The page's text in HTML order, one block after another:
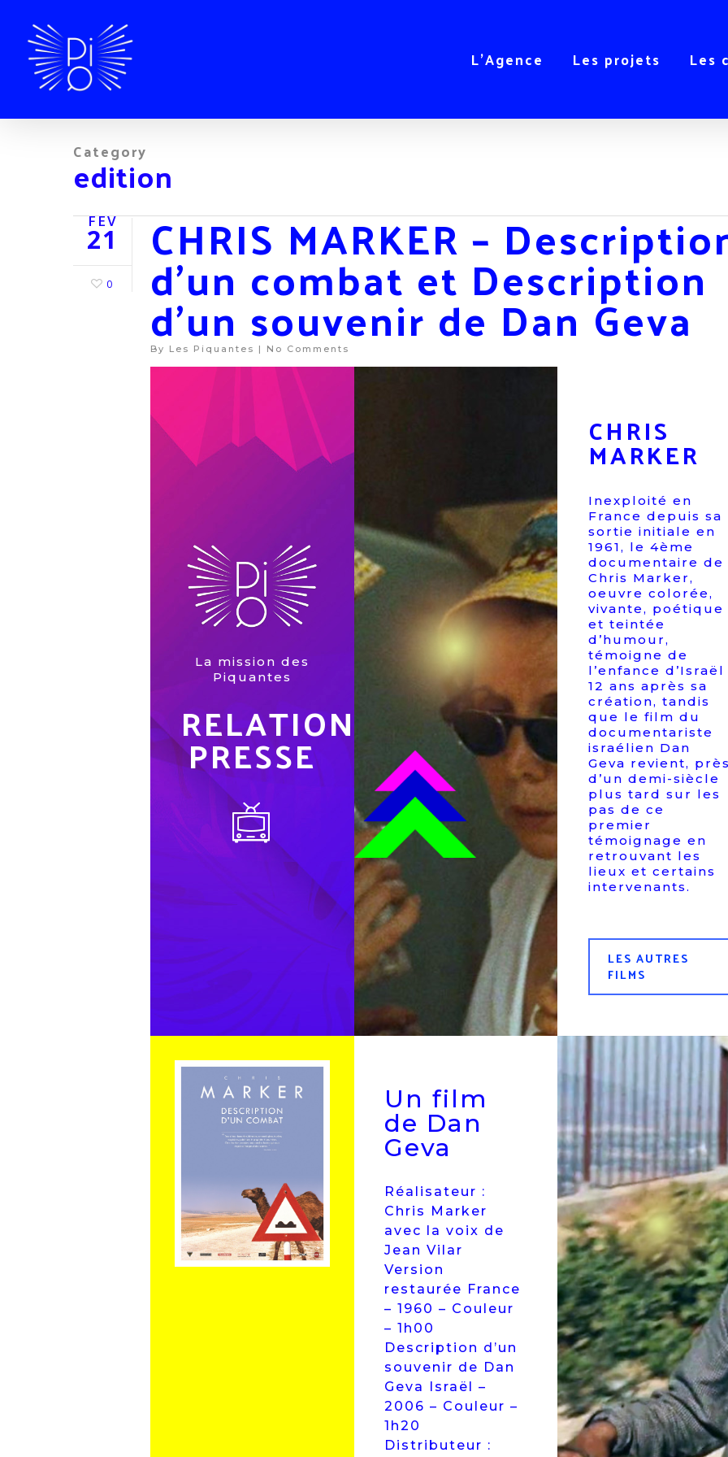
L’Agence Les projets Les
Category
edition
FÉV
21
0
CHRIS MARKER –
d’un combat et Description
d’un souvenir de Dan Geva
By Les Piquantes | No Comments
La mission des
Piquantes
RELATIONS
PRESSE
CHRIS
MARKER
Inexploité en
France depuis sa
sortie initiale en
1961, le 4ème
documentaire de
Chris Marker,
oeuvre colorée,
vivante, poétique
et teintée
d’humour,
témoigne de
l’enfance d’Israël
12 ans après sa
création, tandis
que le film du
documentariste
israélien Dan
Geva revient,
d’un demi-siècle
plus tard sur les
pas de ce
premier
témoignage en
retrouvant les
lieux et certains
intervenants.
LES AUTRES
FILMS
Un film
de Dan
Geva
Réalisateur :
Chris Marker
avec la voix de
Jean Vilar
Version
restaurée France
– 1960 – Couleur
– 1h00
Description d’un
souvenir de Dan
Geva Israël –
2006 – Couleur –
1h20
Distributeur :